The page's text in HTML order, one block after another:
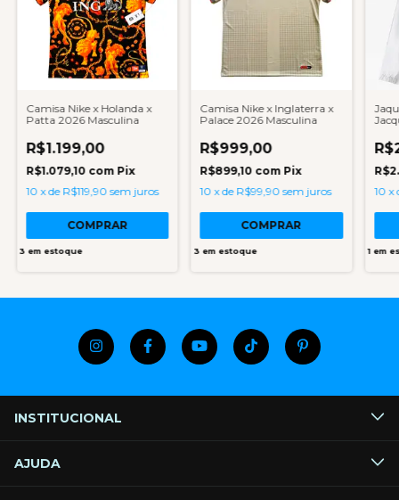
Camisa Nike x Holanda x
Patta 2026 Masculina
R$1.199,00
R$1.079,10 com Pix
10 xde R$119,90 sem juros
COMPRAR
3 em estoque
Camisa Nike x Inglaterra x
Palace 2026 Masculina
R$999,00
R$899,10 com Pix
10 xde R$99,90 sem juros
COMPRAR
3 em estoque
10 x
1 em
INSTITUCIONAL
AJUDA